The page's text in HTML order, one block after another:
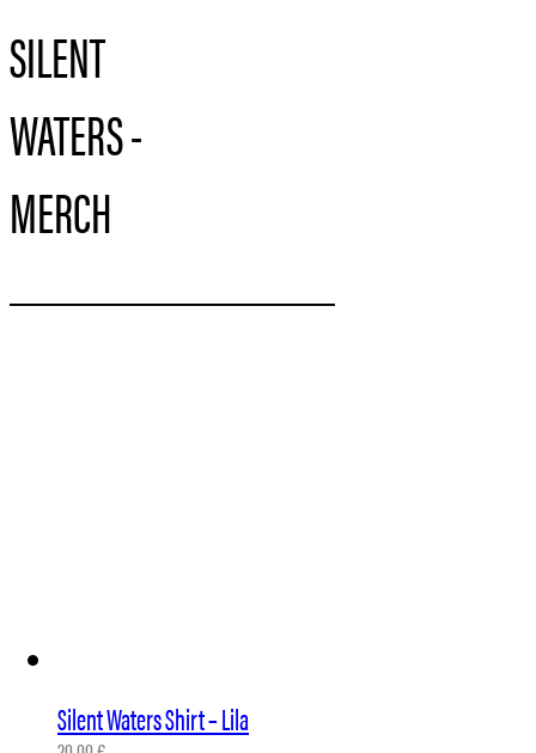
SILENT
WATERS -
MERCH
Silent Waters Shirt – Lila